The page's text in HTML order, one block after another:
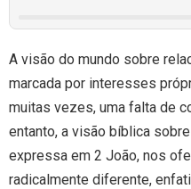
A visão do mundo sobre
marcada por interesses
muitas vezes, uma falta de
entanto, a visão bíblica
expressa em 2 João, nos
radicalmente diferente,